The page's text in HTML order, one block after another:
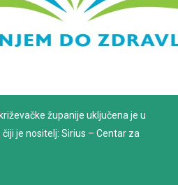
županije uključena je u
je nositelj: Sirius – Centar za